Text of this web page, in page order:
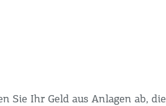
Sie Ihr Geld aus Anlagen ab, die